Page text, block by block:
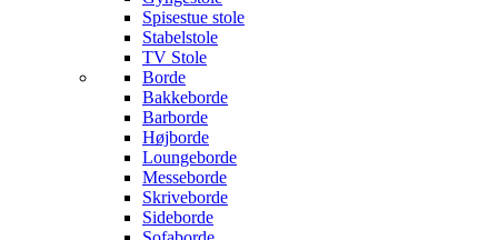
Spisestue stole
Stabelstole
TV Stole
Borde
Bakkeborde
Barborde
Højborde
Loungeborde
Messeborde
Skriveborde
Sideborde